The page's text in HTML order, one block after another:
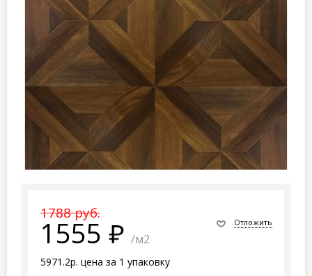
1788 руб.
1555 /м2
5971.2р. цена за 1 упаковку
Отложить